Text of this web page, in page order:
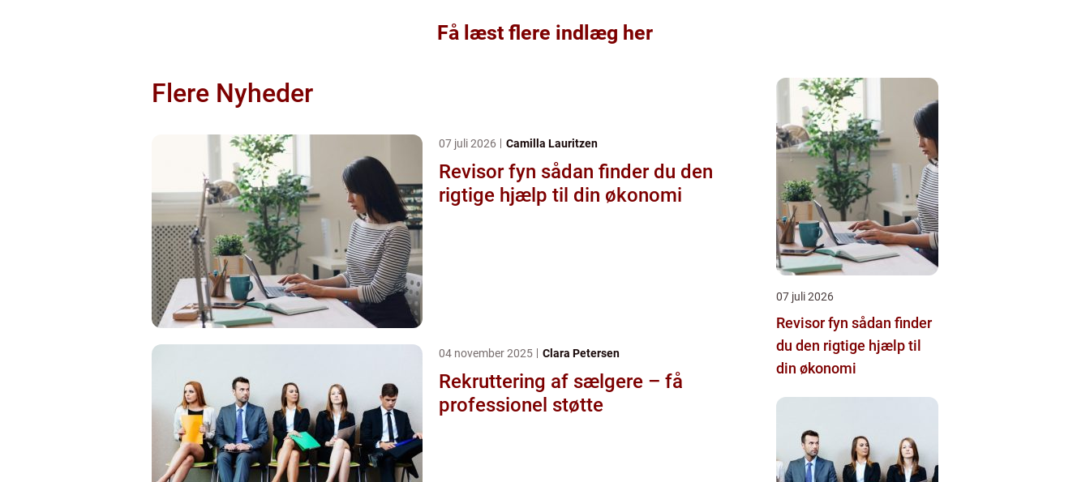
Få læst flere indlæg her
Flere Nyheder
07 juli 2026 Camilla Lauritzen
Revisor fyn sådan finder du den
rigtige hjælp til din økonomi
04 november 2025 Clara Petersen
Rekruttering af sælgere – få
professionel støtte
07 juli 2026
Revisor fyn sådan finder
du den rigtige hjælp til
din økonomi